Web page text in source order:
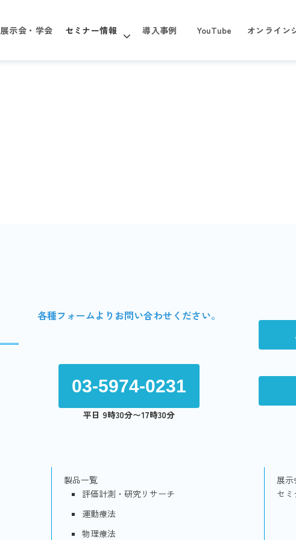
展示会・学会 セミナー情報 導入事例 YouTube オンライン
各種フォームよりお問い合わせください。
03-5974-0231
平日 9時30分〜17時30分
製品一覧
評価計測・研究リサーチ
運動療法
物理療法
展
セ